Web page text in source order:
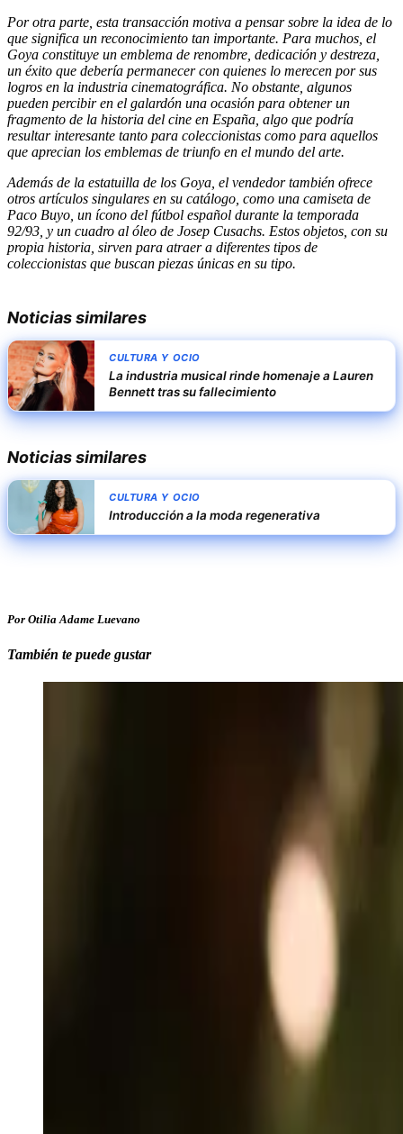
Por otra parte, esta transacción motiva a pensar sobre la idea de lo
que significa un reconocimiento tan importante. Para muchos, el
Goya constituye un emblema de renombre, dedicación y destreza,
un éxito que debería permanecer con quienes lo merecen por sus
logros en la industria cinematográfica. No obstante, algunos
pueden percibir en el galardón una ocasión para obtener un
fragmento de la historia del cine en España, algo que podría
resultar interesante tanto para coleccionistas como para aquellos
que aprecian los emblemas de triunfo en el mundo del arte.
Además de la estatuilla de los Goya, el vendedor también ofrece
otros artículos singulares en su catálogo, como una camiseta de
Paco Buyo, un ícono del fútbol español durante la temporada
92/93, y un cuadro al óleo de Josep Cusachs. Estos objetos, con su
propia historia, sirven para atraer a diferentes tipos de
coleccionistas que buscan piezas únicas en su tipo.
Noticias similares
CULTURA Y OCIO
La industria musical rinde homenaje a Lauren
Bennett tras su fallecimiento
Noticias similares
CULTURA Y OCIO
Introducción a la moda regenerativa
Por Otilia Adame Luevano
También te puede gustar